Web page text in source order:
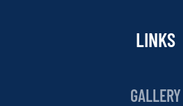
LINKS
GALLERY